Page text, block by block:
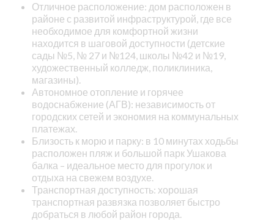
Отличное расположение: дом расположен в
районе с развитой инфраструктурой, где все
необходимое для комфортной жизни
находится в шаговой доступности (детские
сады №5, № 27 и №124, школы №42 и №19,
художественный колледж, поликлиника,
магазины).
Автономное отопление и горячее
водоснабжение (АГВ): независимость от
городских сетей и экономия на коммунальных
платежах.
Близость к морю и парку: в 10 минутах ходьбы
расположен пляж и большой парк Ушакова
балка – идеальное место для прогулок и
отдыха на свежем воздухе.
Транспортная доступность: хорошая
транспортная развязка позволяет быстро
добраться в любой район города.